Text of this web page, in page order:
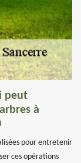
peut
à
pour entretenir
ces opérations